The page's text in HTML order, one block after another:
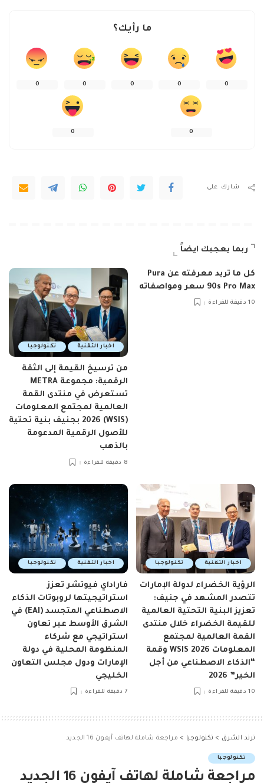
ما رأيك؟
0
0
0
0
0
0
0
شارك على
ربما يعجبك ايضاً
كل ما تريد معرفته عن Pura
90s Pro Max سعر ومواصفاته
10 دقيقة للقراءة
اخبار التقنية تكنولوجيا
من ترسيخ القيمة إلى الثقة
الرقمية: مجموعة METRA
تستعرض في منتدى القمة
العالمية لمجتمع المعلومات
(WSIS) 2026 بجنيف بنية تحتية
للأصول الرقمية المدعومة
بالذهب
8 دقيقة للقراءة
اخبار التقنية تكنولوجيا
الرؤية الخضراء لدولة الإمارات
تتصدر المشهد في جنيف:
تعزيز البنية التحتية العالمية
للقيمة الخضراء خلال منتدى
القمة العالمية لمجتمع
المعلومات WSIS 2026 وقمة
“الذكاء الاصطناعي من أجل
الخير” 2026
10 دقيقة للقراءة
اخبار التقنية تكنولوجيا
فاراداي فيوتشر تعزز
استراتيجيتها لروبوتات الذكاء
الاصطناعي المتجسد (EAI) في
الشرق الأوسط عبر تعاون
استراتيجي مع شركاء
المنظومة المحلية في دولة
الإمارات ودول مجلس التعاون
الخليجي
7 دقيقة للقراءة
ترند الشرق > تكنولوجيا > مراجعة شاملة لهاتف آيفون 16 الجديد
تكنولوجيا
مراجعة شاملة لهاتف آيفون 16 الجديد